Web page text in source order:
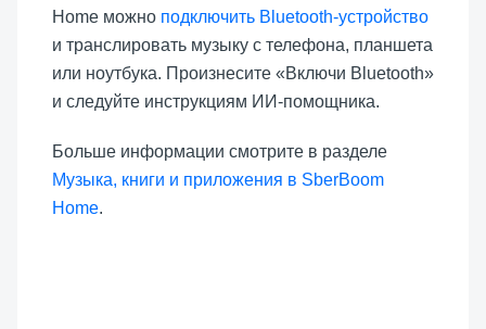
Home можно подключить Bluetooth-устройство
и транслировать музыку с телефона, планшета
или ноутбука. Произнесите «Включи Bluetooth»
и следуйте инструкциям ИИ-помощника.
Больше информации смотрите в разделе
Музыка, книги и приложения в SberBoom
Home.